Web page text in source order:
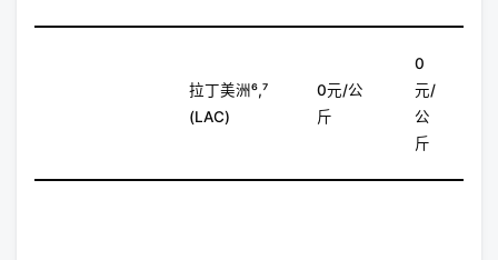
拉丁美洲⁶,⁷
(LAC)
0元/公
斤
0
元/
公
斤